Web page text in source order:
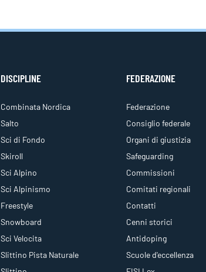
DISCIPLINE
Combinata Nordica
Salto
Sci di Fondo
Skiroll
Sci Alpino
Sci Alpinismo
Freestyle
Snowboard
Sci Velocita
Slittino Pista Naturale
FEDERAZIONE
Federazione
Consiglio federale
Organi di giustizia
Safeguarding
Commissioni
Comitati regionali
Contatti
Cenni storici
Antidoping
Scuole d'eccellenza